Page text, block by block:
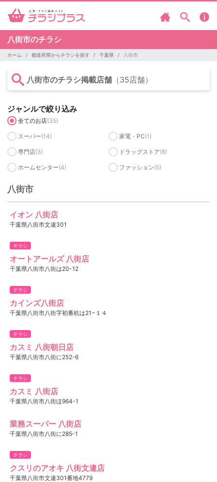
八街市のチラシ
ホーム 都道府県からチラシを探す 千葉県 八街市
八街市のチラシ掲載店舗 （35店舗）
ジャンルで絞り込み
全てのお店(35)
スーパー(14) 家電・PC(1)
専門店(3) ドラッグストア(8)
ホームセンター(4) ファッション(5)
八街市
イオン 八街店
千葉県八街市文違301
チラシ
オートアールズ 八街店
千葉県八街市八街は20-12
チラシ
カインズ八街店
千葉県八街市八街字初番杭は21−１４
チラシ
カスミ 八街朝日店
千葉県八街市八街に252-6
チラシ
カスミ 八街店
千葉県八街市八街ほ964-1
業務スーパー 八街店
千葉県八街市八街に285-1
チラシ
クスリのアオキ 八街文違店
千葉県八街市文違301番地4779